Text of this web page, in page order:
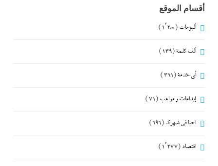
أقسام الموقع
ألبومات (1٬250)
ألف كلمة(139)
أي خدمة(361)
إبداعات و مواهب (71)
احنا في ضهرك (696)
اقتصاد (1٬277)